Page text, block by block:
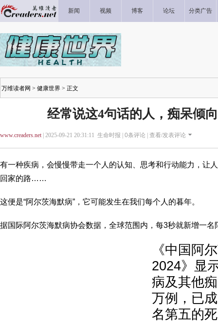
新闻 视频 博客 论坛 分类广告
万维读者网 > 健康世界 > 正文
经常说这4句话的人，痴呆倾
www.creaders.net| 2025-09-21 20:31:11 生命时报 | 0条评论 | 查看/发表评论
有一种疾病，会慢慢带走一个人的认知、思考和行动能力，让
回家的路……
这便是“阿尔茨海默病”，它可能发生在我们每个人的暮年。
据国际阿尔茨海默病协会数据，全球范围内，每3秒就新增一名
《中国阿
2024》显
病及其他
万例，已
名第五的